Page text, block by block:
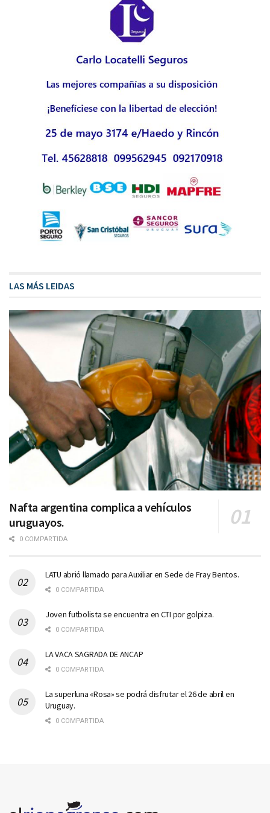
LAS MÁS LEIDAS
Nafta argentina complica a vehículos
uruguayos.
0 COMPARTIDA
LATU abrió llamado para Auxiliar en Sede de Fray Bentos.
0 COMPARTIDA
Joven futbolista se encuentra en CTI por golpiza.
0 COMPARTIDA
LA VACA SAGRADA DE ANCAP
0 COMPARTIDA
La superluna «Rosa» se podrá disfrutar el 26 de abril en
Uruguay.
0 COMPARTIDA